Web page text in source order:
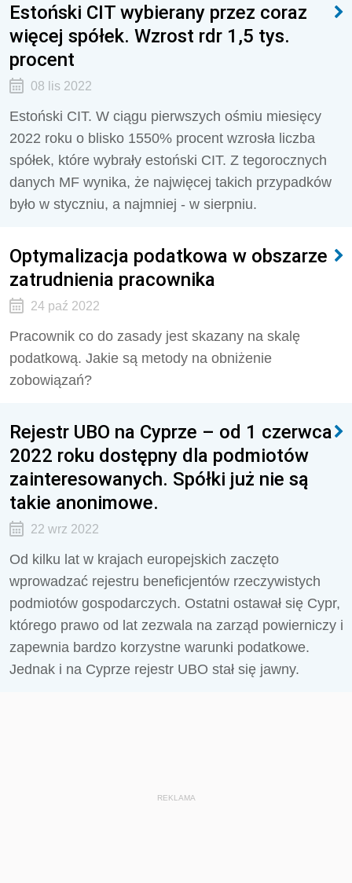
Estoński CIT wybierany przez coraz
więcej spółek. Wzrost rdr 1,5 tys.
procent
08 lis 2022
Estoński CIT. W ciągu pierwszych ośmiu miesięcy
2022 roku o blisko 1550% procent wzrosła liczba
spółek, które wybrały estoński CIT. Z tegorocznych
danych MF wynika, że najwięcej takich przypadków
było w styczniu, a najmniej - w sierpniu.
Optymalizacja podatkowa w obszarze
zatrudnienia pracownika
24 paź 2022
Pracownik co do zasady jest skazany na skalę
podatkową. Jakie są metody na obniżenie
zobowiązań?
Rejestr UBO na Cyprze – od 1 czerwca
2022 roku dostępny dla podmiotów
zainteresowanych. Spółki już nie są
takie anonimowe.
22 wrz 2022
Od kilku lat w krajach europejskich zaczęto
wprowadzać rejestru beneficjentów rzeczywistych
podmiotów gospodarczych. Ostatni ostawał się Cypr,
którego prawo od lat zezwala na zarząd powierniczy i
zapewnia bardzo korzystne warunki podatkowe.
Jednak i na Cyprze rejestr UBO stał się jawny.
REKLAMA